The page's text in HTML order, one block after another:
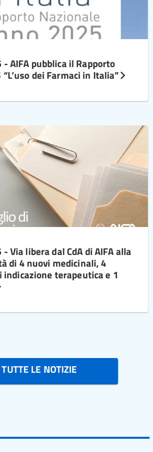
AIFA pubblica il Rapporto
dei Farmaci in Italia”
libera dal CdA di AIFA alla
di 4 nuovi medicinali, 4
terapeutica e 1
TUTTE LE NOTIZIE